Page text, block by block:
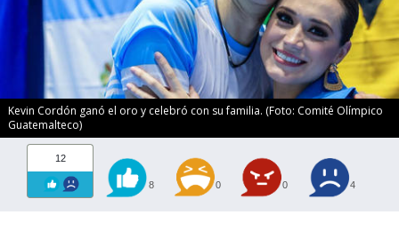
Kevin Cordón ganó el oro y celebró con su familia. (Foto: Comité Olímpico
Guatemalteco)
12
8 0 0 4